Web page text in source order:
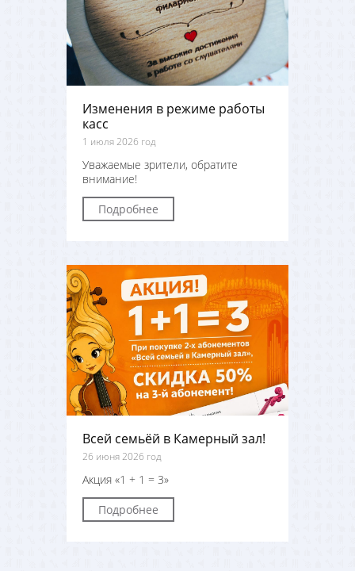
Изменения в режиме работы
касс
1 июля 2026 год
Уважаемые зрители, обратите
внимание!
Подробнее
Всей семьёй в Камерный зал!
26 июня 2026 год
Акция «1 + 1 = 3»
Подробнее